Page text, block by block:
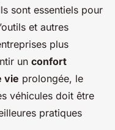
sont essentiels pour
et autres
plus
un confort
vie prolongée, le
véhicules doit être
pratiques